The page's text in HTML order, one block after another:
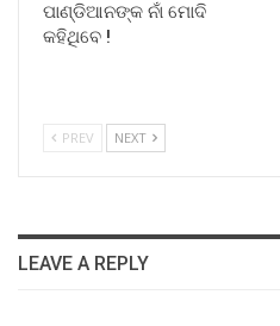
ପାଣ୍ଡିଆନଙ୍କ ନାଁ ମୋଦି
କହିଥିବେ !
PREV NEXT
LEAVE A REPLY